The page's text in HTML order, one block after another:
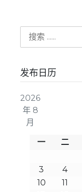
发布日历
2026
年 8
月
一 二
3
4
10
11